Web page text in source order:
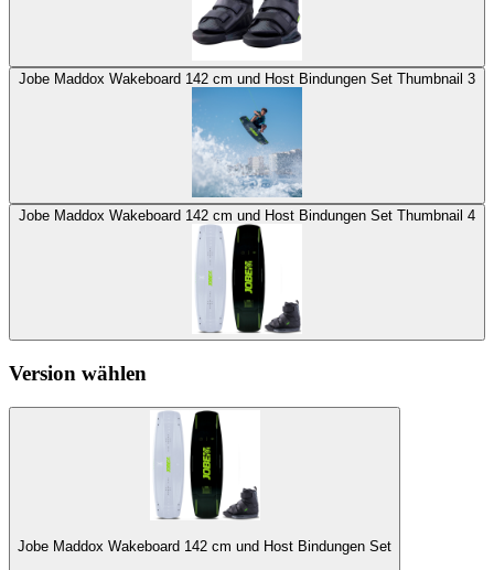
Jobe Maddox Wakeboard 142 cm und Host Bindungen Set Thumbnail 3
Jobe Maddox Wakeboard 142 cm und Host Bindungen Set Thumbnail 4
Version wählen
Jobe Maddox Wakeboard 142 cm und Host Bindungen Set